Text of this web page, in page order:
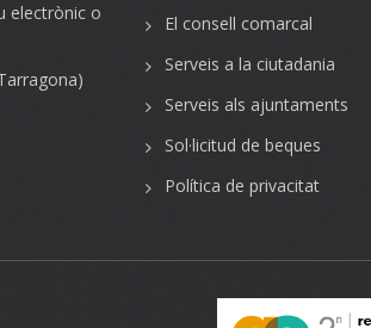
electrònic o
El consell comarcal
Serveis a la ciutadania
Serveis als ajuntaments
Sol·licitud de beques
Política de privacitat